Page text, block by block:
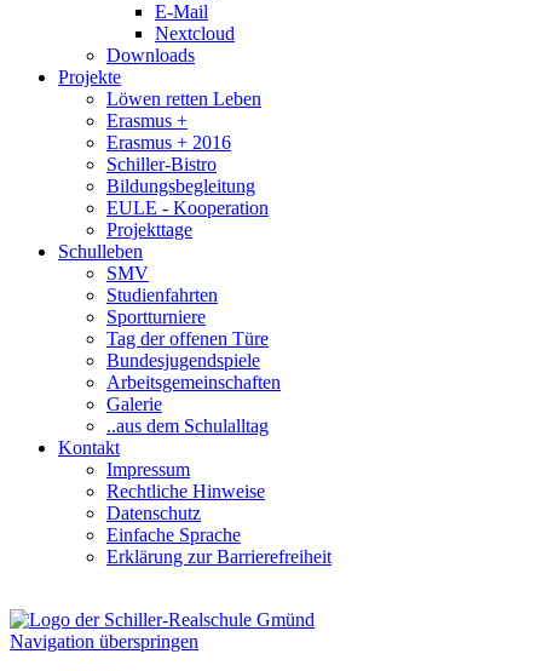
E-Mail
Nextcloud
Downloads
Projekte
Löwen retten Leben
Erasmus +
Erasmus + 2016
Schiller-Bistro
Bildungsbegleitung
EULE - Kooperation
Projekttage
Schulleben
SMV
Studienfahrten
Sportturniere
Tag der offenen Türe
Bundesjugendspiele
Arbeitsgemeinschaften
Galerie
..aus dem Schulalltag
Kontakt
Impressum
Rechtliche Hinweise
Datenschutz
Einfache Sprache
Erklärung zur Barrierefreiheit
Navigation überspringen